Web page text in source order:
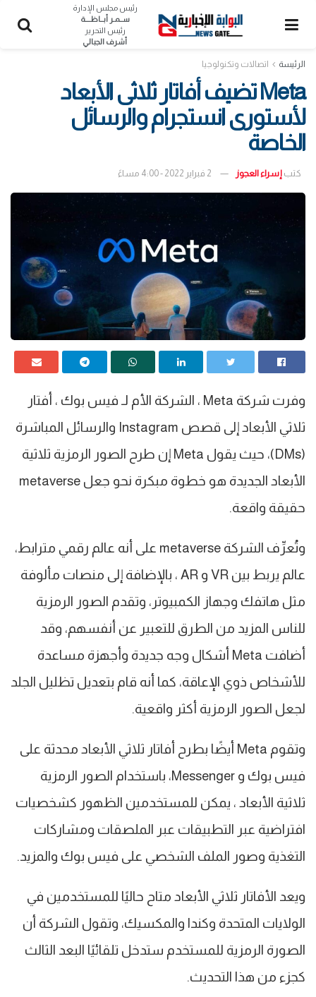
رئيس مجلس الإدارة
ســمـر أبــاظــــة
رئيس التحرير
أشرف الجبالي
الرئيسة اتصالات وتكنولوجيا
Meta تضيف أفاتار ثلاثى الأبعاد
لأستورى انستجرام والرسائل
الخاصة
كتب إسراء العجوز 2 فبراير 2022 - 4:00 مساءً
وفرت شركة Meta ، الشركة الأم لـ فيس بوك ، أفتار
ثلاثي الأبعاد إلى قصص Instagram والرسائل المباشرة
(DMs)، حيث يقول Meta إن طرح الصور الرمزية ثلاثية
الأبعاد الجديدة هو خطوة مبكرة نحو جعل metaverse
حقيقة واقعة.
وتُعرِّف الشركة metaverse على أنه عالم رقمي مترابط،
عالم يربط بين VR و AR ، بالإضافة إلى منصات مألوفة
مثل هاتفك وجهاز الكمبيوتر، وتقدم الصور الرمزية
للناس المزيد من الطرق للتعبير عن أنفسهم، وقد
أضافت Meta أشكال وجه جديدة وأجهزة مساعدة
للأشخاص ذوي الإعاقة، كما أنه قام بتعديل تظليل الجلد
لجعل الصور الرمزية أكثر واقعية.
وتقوم Meta أيضًا بطرح أفاتار ثلاثي الأبعاد محدثة على
فيس بوك و Messenger، باستخدام الصور الرمزية
ثلاثية الأبعاد ، يمكن للمستخدمين الظهور كشخصيات
افتراضية عبر التطبيقات عبر الملصقات ومشاركات
التغذية وصور الملف الشخصي على فيس بوك والمزيد.
ويعد الأفاتار ثلاثي الأبعاد متاح حاليًا للمستخدمين في
الولايات المتحدة وكندا والمكسيك، وتقول الشركة أن
الصورة الرمزية للمستخدم ستدخل تلقائيًا البعد الثالث
كجزء من هذا التحديث.